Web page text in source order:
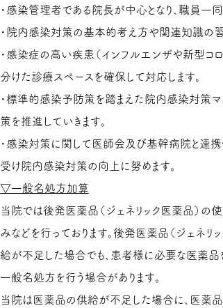
・感染管理者である院長が中心となり、職員一
・院内感染対策の基本的考え方や関連知識の
・感染症の高い疾患（インフルエンザや新型
分けた診療スペースを確保して対応します。
・標準的感染予防策を踏まえた院内感染対策
策を推進していきます。
・感染対策に関して医師会及び基幹病院と連
受け院内感染対策の向上に努めます。
▽一般名処方加算
当院では後発医薬品（ジェネリック医薬品）の
みなどを行っております。後発医薬品（ジェネ
給が不足した場合でも、患者様に必要な医薬品
一般名処方を行う場合があります。
当院は医薬品の供給が不足した場合に、医薬